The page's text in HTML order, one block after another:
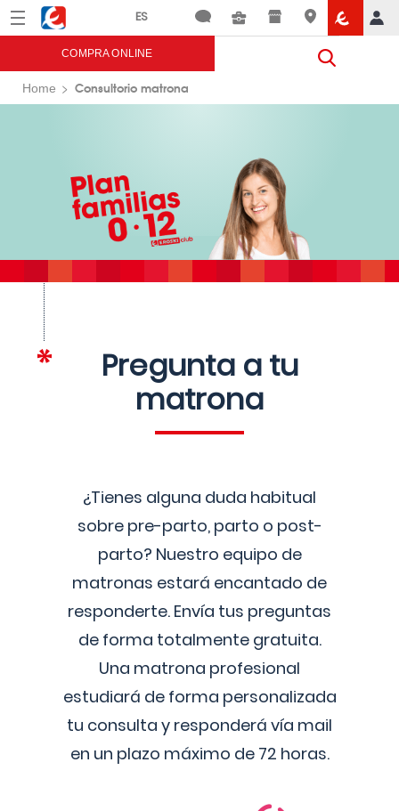
Menú Eroski
COMPRA ONLINE
Home Consultorio matrona
Pregunta a tu
matrona
¿Tienes alguna duda habitual
sobre pre-parto, parto o post-
parto? Nuestro equipo de
matronas estará encantado de
responderte. Envía tus preguntas
de forma totalmente gratuita.
Una matrona profesional
estudiará de forma personalizada
tu consulta y responderá vía mail
en un plazo máximo de 72 horas.